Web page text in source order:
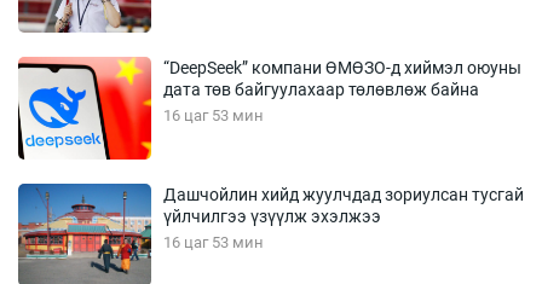
“DeepSeek” компани ӨМӨЗО-д хиймэл оюуны
дата төв байгуулахаар төлөвлөж байна
16 цаг 53 мин
Дашчойлин хийд жуулчдад зориулсан тусгай
үйлчилгээ үзүүлж эхэлжээ
16 цаг 53 мин